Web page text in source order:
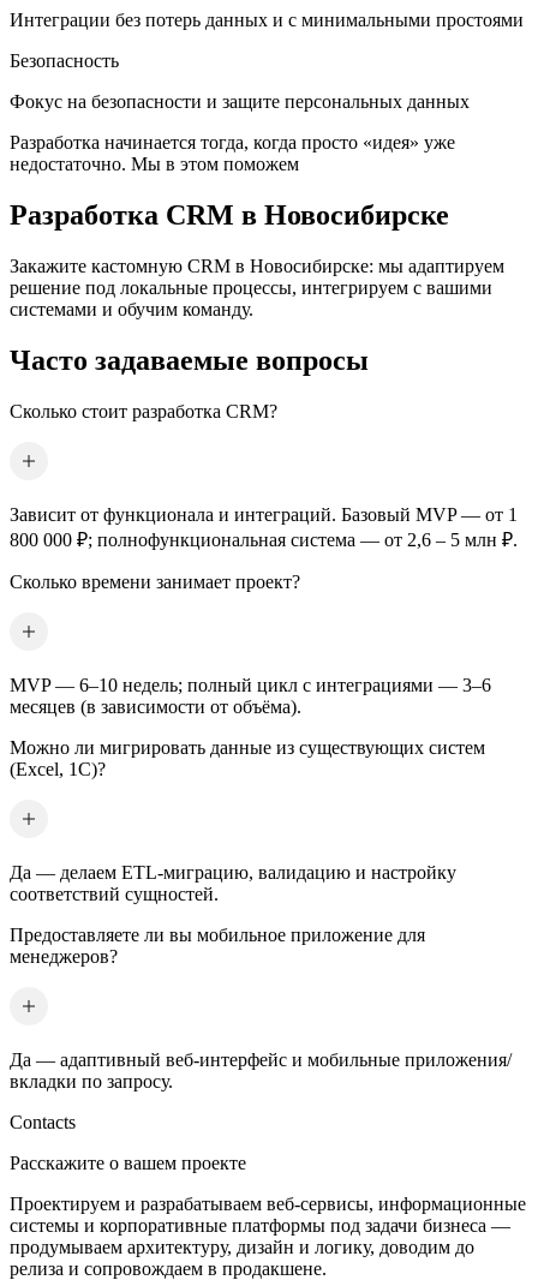
Интеграции без потерь данных и с минимальными простоями
Безопасность
Фокус на безопасности и защите персональных данных
Разработка начинается тогда, когда просто «идея» уже
недостаточно. Мы в этом поможем
Разработка CRM в Новосибирске
Закажите кастомную CRM в Новосибирске: мы адаптируем
решение под локальные процессы, интегрируем с вашими
системами и обучим команду.
Часто задаваемые вопросы
Сколько стоит разработка CRM?
Зависит от функционала и интеграций. Базовый MVP — от 1
800 000 ₽; полнофункциональная система — от 2,6 – 5 млн ₽.
Сколько времени занимает проект?
MVP — 6–10 недель; полный цикл с интеграциями — 3–6
месяцев (в зависимости от объёма).
Можно ли мигрировать данные из существующих систем
(Excel, 1С)?
Да — делаем ETL-миграцию, валидацию и настройку
соответствий сущностей.
Предоставляете ли вы мобильное приложение для
менеджеров?
Да — адаптивный веб-интерфейс и мобильные приложения/
вкладки по запросу.
Contacts
Расскажите о вашем проекте
Проектируем и разрабатываем веб-сервисы, информационные
системы и корпоративные платформы под задачи бизнеса —
продумываем архитектуру, дизайн и логику, доводим до
релиза и сопровождаем в продакшене.